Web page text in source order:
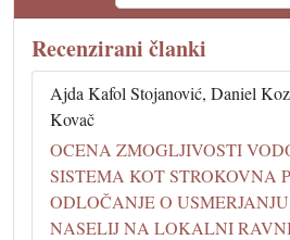
Recenzirani članki
Ajda Kafol Stojanović, Daniel
Kovač
OCENA ZMOGLJIVOSTI
SISTEMA KOT STROKOVNA
ODLOČANJE O
NASELIJ NA LOKALNI